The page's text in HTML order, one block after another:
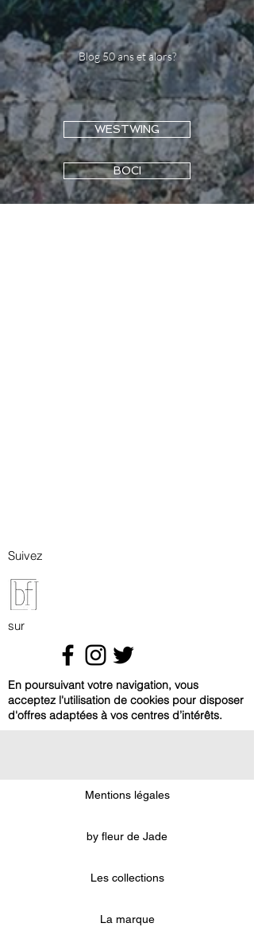
Blog 50 ans et alors?
WESTWING
BOCI
Suivez
sur
En poursuivant votre navigation, vous
acceptez l'utilisation de cookies pour disposer
d'offres adaptées à vos centres d’intérêts.
Mentions légales
by fleur de Jade
Les collections
La marque